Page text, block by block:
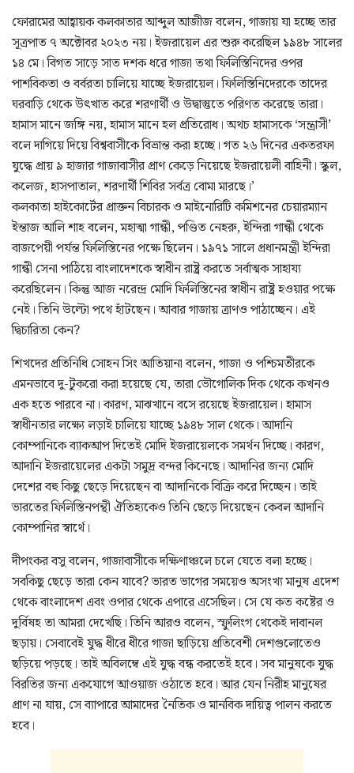
ফোরামের আহ্বায়ক কলকাতার আব্দুল আজীজ বলেন, গাজায় যা হচ্ছে তার
সূত্রপাত ৭ অক্টোবর ২০২৩ নয়। ইজরায়েল এর শুরু করেছিল ১৯৪৮ সালের
১৪ মে। বিগত সাড়ে সাত দশক ধরে গাজা তথা ফিলিস্তিনিদের ওপর
পাশবিকতা ও বর্বরতা চালিয়ে যাচ্ছে ইজরায়েল। ফিলিস্তিনিদেরকে তাদের
ঘরবাড়ি থেকে উৎখাত করে শরণার্থী ও উদ্বাস্তুতে পরিণত করেছে তারা।
হামাস মানে জঙ্গি নয়, হামাস মানে হল প্রতিরোধ। অথচ হামাসকে ‘সন্ত্রাসী’
বলে দাগিয়ে দিয়ে বিশ্ববাসীকে বিভ্রান্ত করা হচ্ছে। গত ২৬ দিনের একতরফা
যুদ্ধে প্রায় ৯ হাজার গাজাবাসীর প্রাণ কেড়ে নিয়েছে ইজরায়েলী বাহিনী। স্কুল,
কলেজ, হাসপাতাল, শরণার্থী শিবির সর্বত্র বোমা মারছে।’
কলকাতা হাইকোর্টের প্রাক্তন বিচারক ও মাইনোরিটি কমিশনের চেয়ারম্যান
ইন্তাজ আলি শাহ বলেন, মহাত্মা গান্ধী, পণ্ডিত নেহরু, ইন্দিরা গান্ধী থেকে
বাজপেয়ী পর্যন্ত ফিলিস্তিনের পক্ষে ছিলেন। ১৯৭১ সালে প্রধানমন্ত্রী ইন্দিরা
গান্ধী সেনা পাঠিয়ে বাংলাদেশকে স্বাধীন রাষ্ট্র করতে সর্বাত্মক সাহায্য
করেছিলেন। কিন্তু আজ নরেন্দ্র মোদি ফিলিস্তিনের স্বাধীন রাষ্ট্র হওয়ার পক্ষে
নেই। তিনি উল্টো পথে হাঁটছেন। আবার গাজায় ত্রাণও পাঠাচ্ছেন। এই
দ্বিচারিতা কেন?
শিখদের প্রতিনিধি সোহন সিং আতিয়ানা বলেন, গাজা ও পশ্চিমতীরকে
এমনভাবে দু-টুকরো করা হয়েছে যে, তারা ভৌগোলিক দিক থেকে কখনও
এক হতে পারবে না। কারণ, মাঝখানে বসে রয়েছে ইজরায়েল। হামাস
স্বাধীনতার লক্ষ্যে লড়াই চালিয়ে যাচ্ছে ১৯৪৮ সাল থেকে। আদানি
কোম্পানিকে ব্যাকআপ দিতেই মোদি ইজরায়েলকে সমর্থন দিচ্ছে। কারণ,
আদানি ইজরায়েলের একটা সমুদ্র বন্দর কিনেছে। আদানির জন্য মোদি
দেশের বহু কিছু ছেড়ে দিয়েছেন বা আদানিকে বিক্রি করে দিচ্ছেন। তাই
ভারতের ফিলিস্তিনপন্থী ঐতিহ্যকেও তিনি ছেড়ে দিয়েছেন কেবল আদানি
কোম্পানির স্বার্থে।
দীপংকর বসু বলেন, গাজাবাসীকে দক্ষিণাঞ্চলে চলে যেতে বলা হচ্ছে।
সবকিছু ছেড়ে তারা কেন যাবে? ভারত ভাগের সময়েও অসংখ্য মানুষ এদেশ
থেকে বাংলাদেশ এবং ওপার থেকে এপারে এসেছিল। সে যে কত কষ্টের ও
দুর্বিষহ তা আমরা দেখেছি। তিনি আরও বলেন, স্ফুলিংগ থেকেই দাবানল
ছড়ায়। সেবাবেই যুদ্ধ ধীরে ধীরে গাজা ছাড়িয়ে প্রতিবেশী দেশগুলোতেও
ছড়িয়ে পড়ছে। তাই অবিলম্বে এই যুদ্ধ বন্ধ করতেই হবে। সব মানুষকে যুদ্ধ
বিরতির জন্য একযোগে আওয়াজ ওঠাতে হবে। আর যেন নিরীহ মানুষের
প্রাণ না যায়, সে ব্যাপারে আমাদের নৈতিক ও মানবিক দায়িত্ব পালন করতে
হবে।